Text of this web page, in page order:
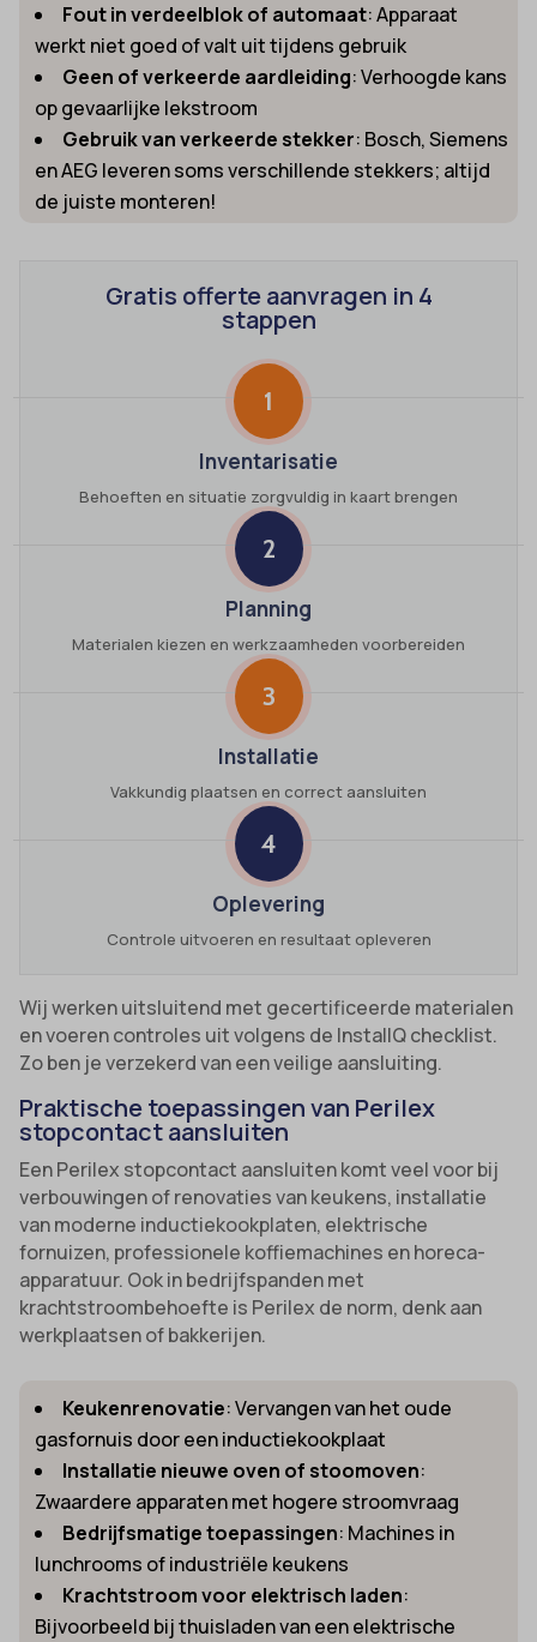
Fout in verdeelblok of automaat: Apparaat
werkt niet goed of valt uit tijdens gebruik
Geen of verkeerde aardleiding: Verhoogde kans
op gevaarlijke lekstroom
Gebruik van verkeerde stekker: Bosch, Siemens
en AEG leveren soms verschillende stekkers; altijd
de juiste monteren!
Gratis offerte aanvragen in 4
stappen
1
Inventarisatie
Behoeften en situatie zorgvuldig in kaart brengen
2
Planning
Materialen kiezen en werkzaamheden voorbereiden
3
Installatie
Vakkundig plaatsen en correct aansluiten
4
Oplevering
Controle uitvoeren en resultaat opleveren
Wij werken uitsluitend met gecertificeerde materialen
en voeren controles uit volgens de InstallQ checklist.
Zo ben je verzekerd van een veilige aansluiting.
Praktische toepassingen van Perilex
stopcontact aansluiten
Een Perilex stopcontact aansluiten komt veel voor bij
verbouwingen of renovaties van keukens, installatie
van moderne inductiekookplaten, elektrische
fornuizen, professionele koffiemachines en horeca-
apparatuur. Ook in bedrijfspanden met
krachtstroombehoefte is Perilex de norm, denk aan
werkplaatsen of bakkerijen.
Keukenrenovatie: Vervangen van het oude
gasfornuis door een inductiekookplaat
Installatie nieuwe oven of stoomoven:
Zwaardere apparaten met hogere stroomvraag
Bedrijfsmatige toepassingen: Machines in
lunchrooms of industriële keukens
Krachtstroom voor elektrisch laden:
Bijvoorbeeld bij thuisladen van een elektrische